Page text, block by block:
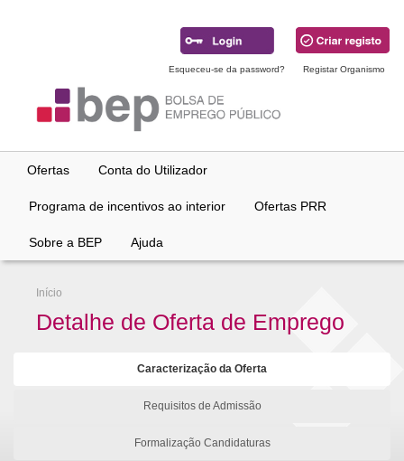
Esqueceu-se da password? Registar Organismo
Ofertas Conta do Utilizador
Programa de incentivos ao interior Ofertas PRR
Sobre a BEP Ajuda
Início
Detalhe de Oferta de Emprego
Caracterização da Oferta
Requisitos de Admissão
Formalização Candidaturas